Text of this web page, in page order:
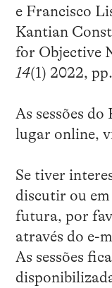
e Francisco
Kantian
for Objective
14(1) 2022,
As sessões
lugar online,
Se tiver
discutir ou em
futura, por
através do e-
As sessões